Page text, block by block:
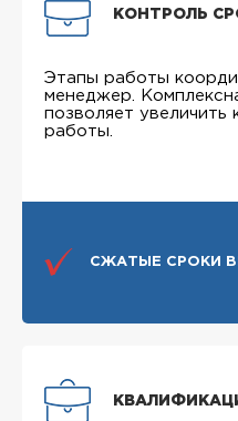
КОНТРОЛЬ
Этапы работы
менеджер.
позволяет увеличить
работы.
СЖАТЫЕ СРОКИ